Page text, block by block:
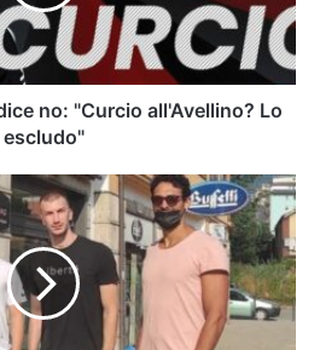
no: "Curcio all'Avellino? Lo
escludo"